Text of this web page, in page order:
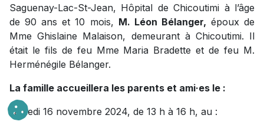
Saguenay-Lac-St-Jean, Hôpital de Chicoutimi à l’âge
de 90 ans et 10 mois, M. Léon Bélanger, époux de
Mme Ghislaine Malaison, demeurant à Chicoutimi. Il
était le fils de feu Mme Maria Bradette et de feu M.
Herménégile Bélanger.
La famille accueillera les parents et ami·es le :
samedi 16 novembre 2024, de 13 h à 16 h, au :